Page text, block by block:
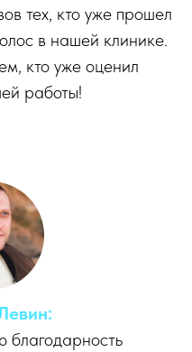
тех, кто уже прошел
в нашей клинике.
кто уже оценил
работы!